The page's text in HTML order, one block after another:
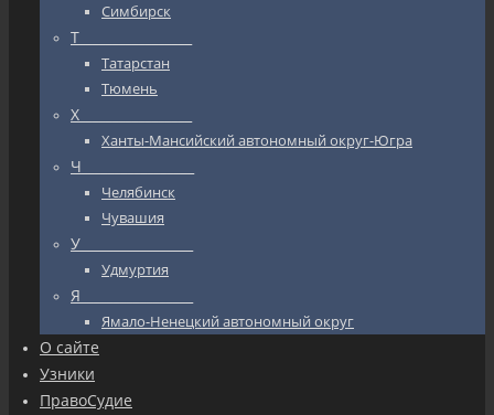
Симбирск
Т_________________
Татарстан
Тюмень
Х_________________
Ханты-Мансийский автономный округ-Югра
Ч_________________
Челябинск
Чувашия
У_________________
Удмуртия
Я_________________
Ямало-Ненецкий автономный округ
О сайте
Узники
ПравоСудие